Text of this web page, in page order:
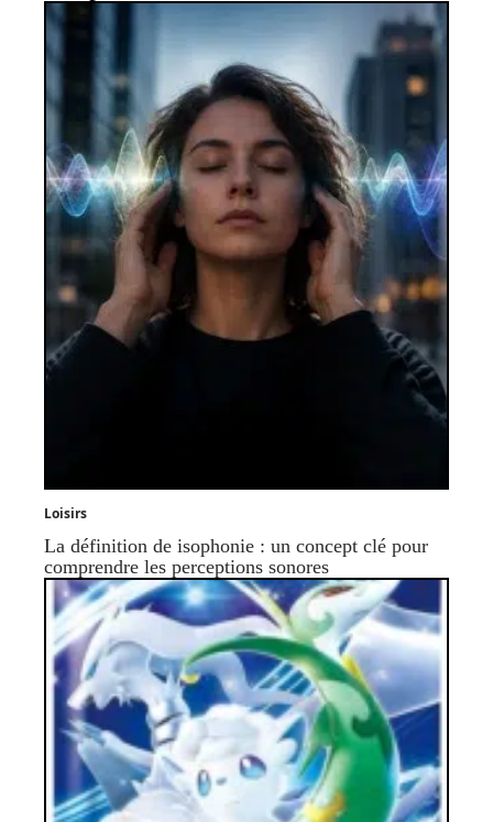
Loisirs
La définition de isophonie : un concept clé pour
comprendre les perceptions sonores